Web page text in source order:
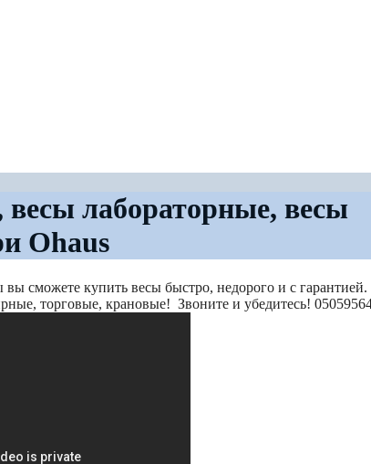
лабораторные, весы
Ohaus
сможете купить весы быстро, недорого и с гарантией.
торговые, крановые! Звоните и убедитесь!